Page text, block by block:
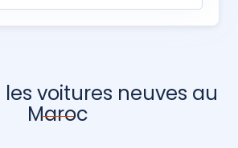
voitures neuves au
Maroc